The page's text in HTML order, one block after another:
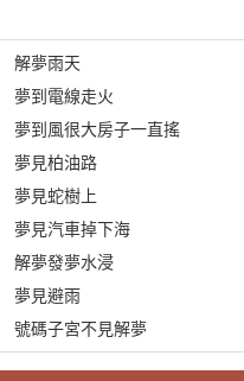
解夢雨天
夢到電線走火
夢到風很大房子一直搖
夢見柏油路
夢見蛇樹上
夢見汽車掉下海
解夢發夢水浸
夢見避雨
號碼子宮不見解夢